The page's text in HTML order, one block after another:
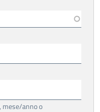
mese/anno o